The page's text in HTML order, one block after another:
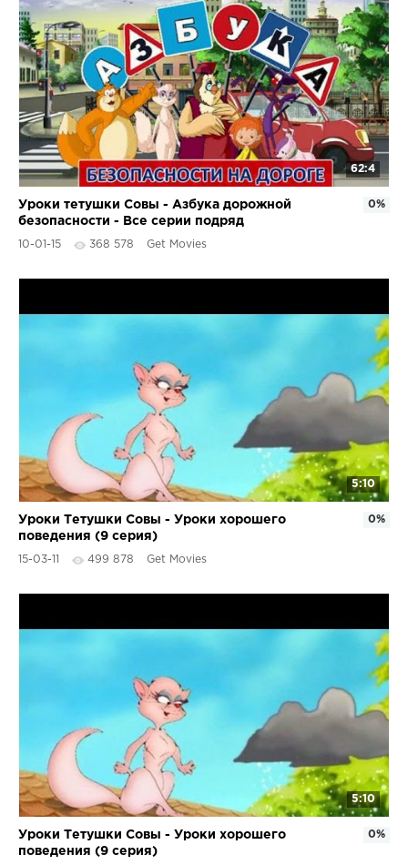
62:4
Уроки тетушки Совы - Азбука дорожной
безопасности - Все серии подряд
10-01-15 368 578 Get Movies
0%
5:10
Уроки Тетушки Совы - Уроки хорошего
поведения (9 серия)
15-03-11 499 878 Get Movies
0%
5:10
Уроки Тетушки Совы - Уроки хорошего
поведения (9 серия)
0%